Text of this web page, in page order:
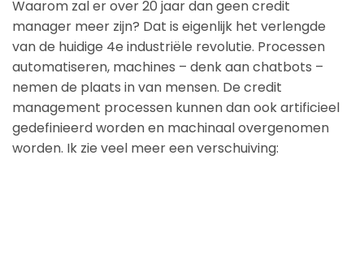
Waarom zal er over 20 jaar dan geen credit
manager meer zijn? Dat is eigenlijk het verlengde
van de huidige 4e industriële revolutie. Processen
automatiseren, machines – denk aan chatbots –
nemen de plaats in van mensen. De credit
management processen kunnen dan ook artificieel
gedefinieerd worden en machinaal overgenomen
worden. Ik zie veel meer een verschuiving: